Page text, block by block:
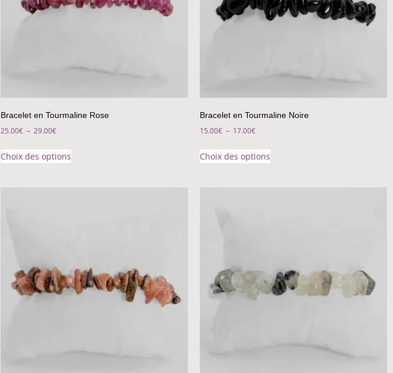
Bracelet en Tourmaline Rose
25.00€ – 29.00€
Choix des options
Bracelet en Tourmaline Noire
15.00€ – 17.00€
Choix des options